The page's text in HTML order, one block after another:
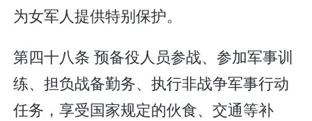
为女军人提供特别保护。
第四十八条 预备役人员参战、参加军事训
练、担负战备勤务、执行非战争军事行动
任务，享受国家规定的伙食、交通等补